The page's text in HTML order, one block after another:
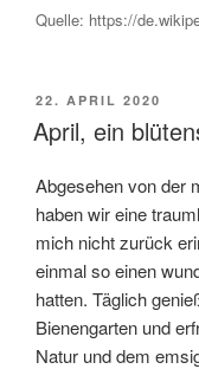
Quelle: https://
VERÖFFENTLICHT
AM
22. APRIL 2020
April, ein
Abgesehen von der
haben wir eine
mich nicht zurück
einmal so einen
hatten. Täglich
Bienengarten und
Natur und dem